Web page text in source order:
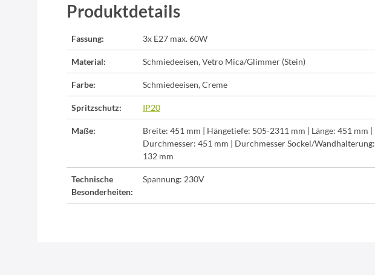
Produktdetails
Fassung: 3x E27 max. 60W
Material: Schmiedeeisen, Vetro Mica/Glimmer (Stein)
Farbe: Schmiedeeisen, Creme
Spritzschutz: IP20
Maße:
Breite: 451 mm | Hängetiefe: 505-2311 mm | Länge: 451 mm |
Durchmesser: 451 mm | Durchmesser Sockel/Wandhalterung:
132 mm
Technische
Besonderheiten:
Spannung: 230V